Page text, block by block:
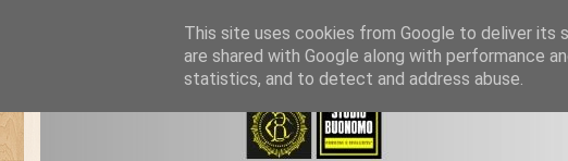
This site uses cookies from Google to deliver its
are shared with Google along with performance
statistics, and to detect and address abuse.